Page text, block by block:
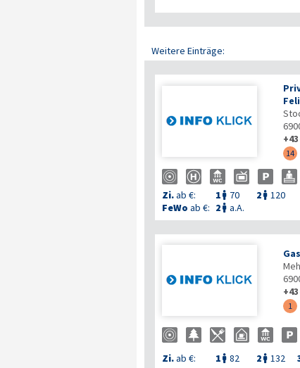
Weitere Einträge:
14
Zi.ab €: 1  70 2  120
FeWo ab €: 2  a.A.
1
Zi.ab €: 1  82 2  132